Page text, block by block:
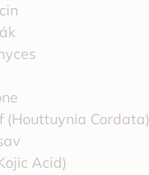
(Houttuynia Cordata)
Acid)